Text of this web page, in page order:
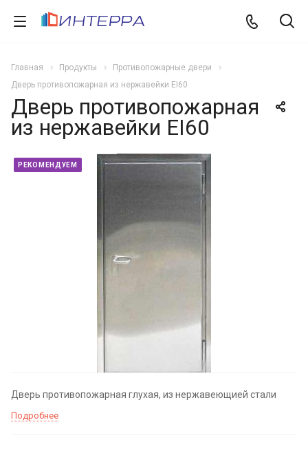
Главная Продукты
Противопожарные двери
Дверь противопожарная из нержавейки EI60
Дверь противопожарная
из нержавейки EI60
РЕКОМЕНДУЕМ
Дверь противопожарная глухая, из нержавеющией стали
Подробнее